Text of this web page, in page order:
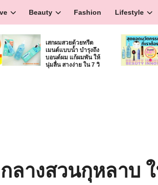
Beauty Fashion Lifestyle
เสกผมสวยด้วยทรีต
เมนต์แบบน้ำ บำรุงถึง
บอนด์ผม แก้ผมพัน ให้
นุ่มลื่น สางง่าย ใน 7 วิ
ลางสวนกุหลาบ